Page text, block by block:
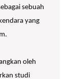
sebuah
yang
oleh
studi